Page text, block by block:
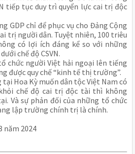
tiếp tục duy trì quyển lực cai trị độc
GDP chỉ để phục vụ cho Đảng Cộng
trị người dân. Tuyệt nhiên, 100 triêu
có lợi ích đáng kể so với những
chế độ CSVN.
chức người Việt hải ngoại lên tiếng
được quy chế “kinh tế thị trường”.
Hoa Kỳ muốn dân tộc Việt Nam có
chế độ cai trị độc tài thì không
Và sự phản đối của những tổ chức
lập trường chính trị là chính.
năm 2024